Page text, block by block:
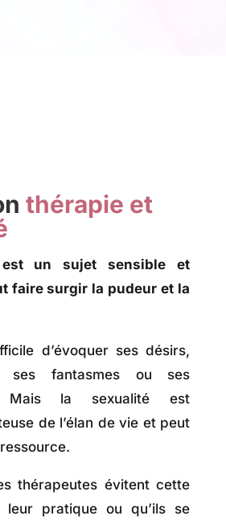
thérapie et
un sujet sensible et
faire surgir la pudeur et la
d’évoquer ses désirs,
ses fantasmes ou ses
Mais la sexualité est
de l’élan de vie et peut
thérapeutes évitent cette
leur pratique ou qu’ils se